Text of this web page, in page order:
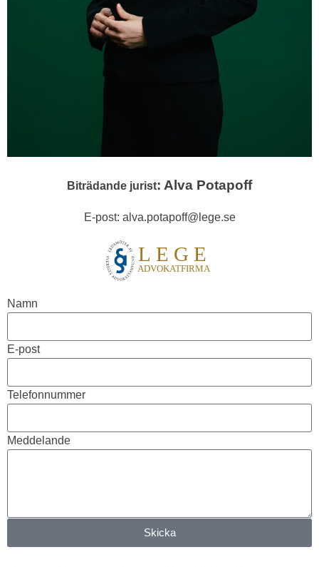
Biträdande jurist: Alva Potapoff
E-post: alva.potapoff@lege.se
Namn
E-post
Telefonnummer
Meddelande
Skicka